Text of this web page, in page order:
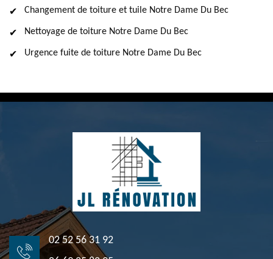
Changement de toiture et tuile Notre Dame Du Bec
Nettoyage de toiture Notre Dame Du Bec
Urgence fuite de toiture Notre Dame Du Bec
02 52 56 31 92